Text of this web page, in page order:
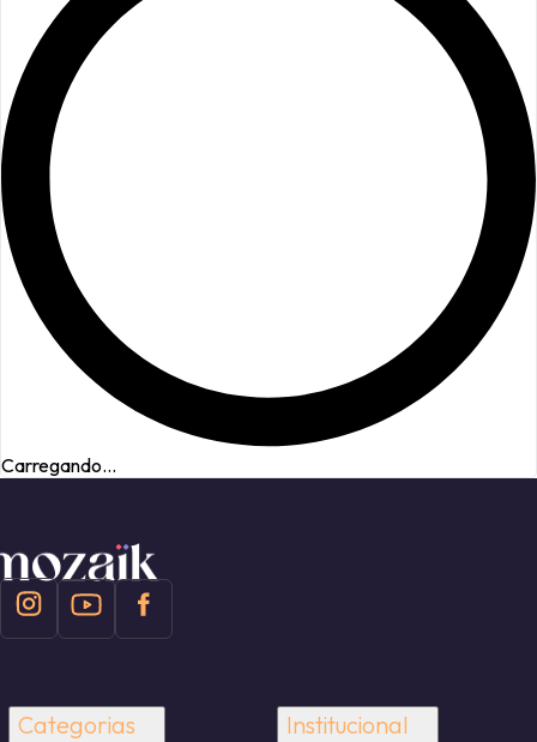
Carregando...
Categorias Institucional